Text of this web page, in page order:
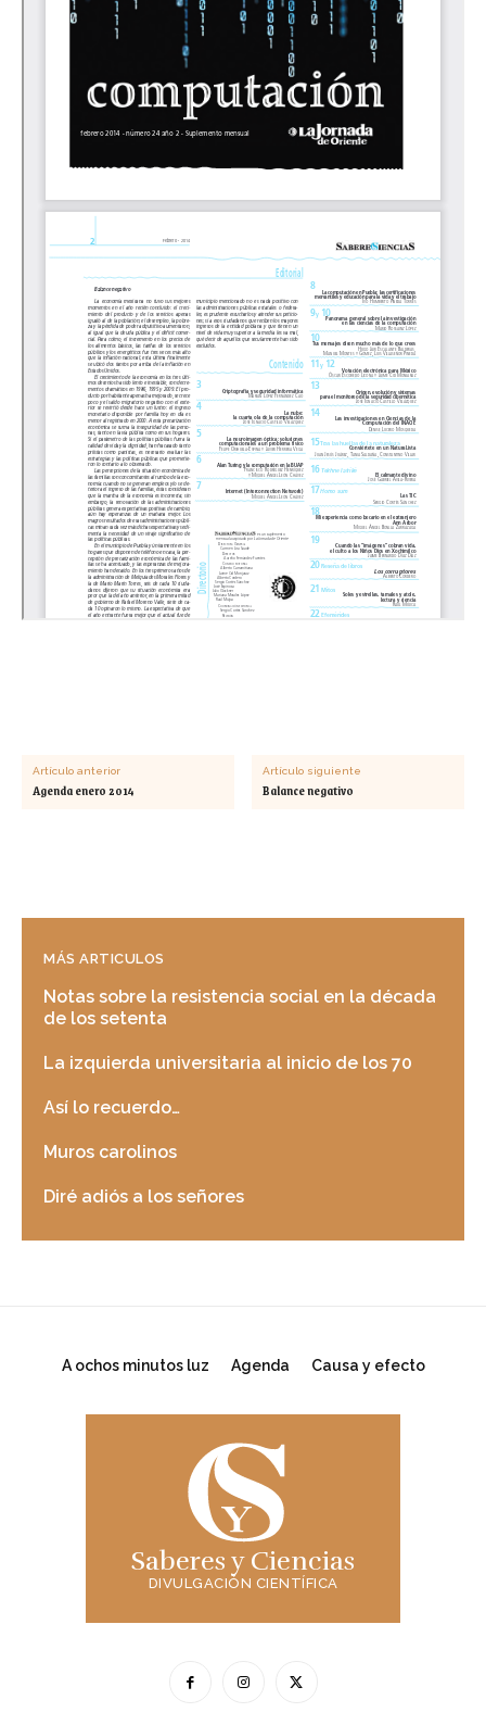
Artículo anterior
Agenda enero 2014
Artículo siguiente
Balance negativo
MÁS ARTICULOS
Notas sobre la resistencia social en la década
de los setenta
La izquierda universitaria al inicio de los 70
Así lo recuerdo…
Muros carolinos
Diré adiós a los señores
A ochos minutos luz Agenda Causa y efecto
Saberes y Ciencias
DIVULGACIÓN CIENTÍFICA